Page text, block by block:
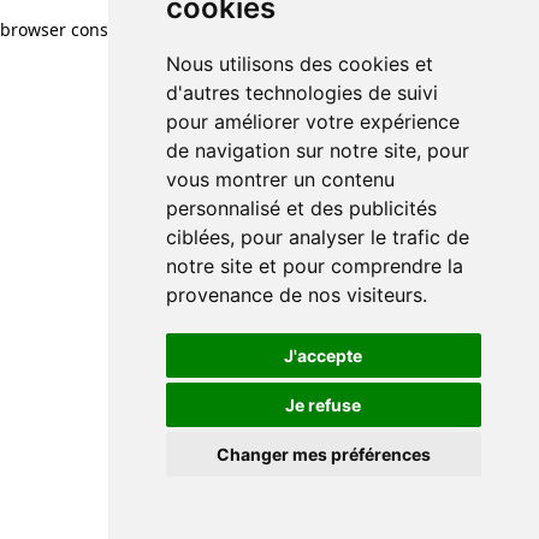
cookies
Nous utilisons des cookies et
d'autres technologies de suivi
pour améliorer votre expérience
de navigation sur notre site, pour
vous montrer un contenu
personnalisé et des publicités
ciblées, pour analyser le trafic de
notre site et pour comprendre la
provenance de nos visiteurs.
J'accepte
Je refuse
Changer mes préférences
browser console for more information)